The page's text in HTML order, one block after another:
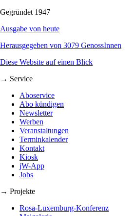
Gegründet 1947
Ausgabe von heute
Herausgegeben von 3079 GenossInnen
Diese Website auf einen Blick
→ Service
Aboservice
Abo kündigen
Newsletter
Werben
Veranstaltungen
Terminkalender
Kontakt
Kiosk
jW-App
Jobs
→ Projekte
Rosa-Luxemburg-Konferenz